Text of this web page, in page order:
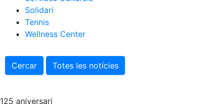
Tennis
Escola de tennis
Next Gen
Palmarès equips
Llegendes
Competicions
Solidari
Tennis
Wellness Center
Cercar Totes les notícies
125 aniversari